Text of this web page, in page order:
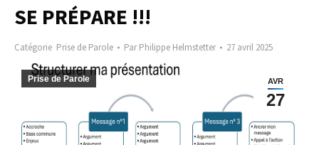
SE PRÉPARE !!!
Catégorie Prise de Parole ParPhilippe Helmstetter 27 avril 2025
AVR
27
Prise de Parole